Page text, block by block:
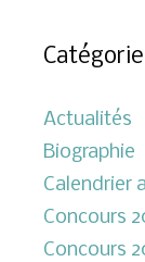
Actualités
Biographie
Calendrier
Concours
Concours